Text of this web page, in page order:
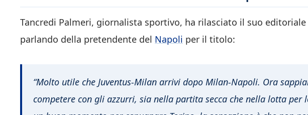
Tancredi Palmeri, giornalista sportivo, ha rilasciato il suo
parlando della pretendente del Napoli per il titolo:
“Molto utile che Juventus-Milan arrivi dopo Milan-Napoli. Ora
competere con gli azzurri, sia nella partita secca che nella lotta per